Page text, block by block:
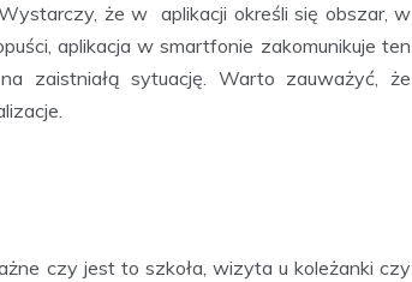
że w aplikacji określi się obszar, w
aplikacja w smartfonie zakomunikuje ten
zaistniałą sytuację. Warto zauważyć, że
czy jest to szkoła, wizyta u koleżanki czy